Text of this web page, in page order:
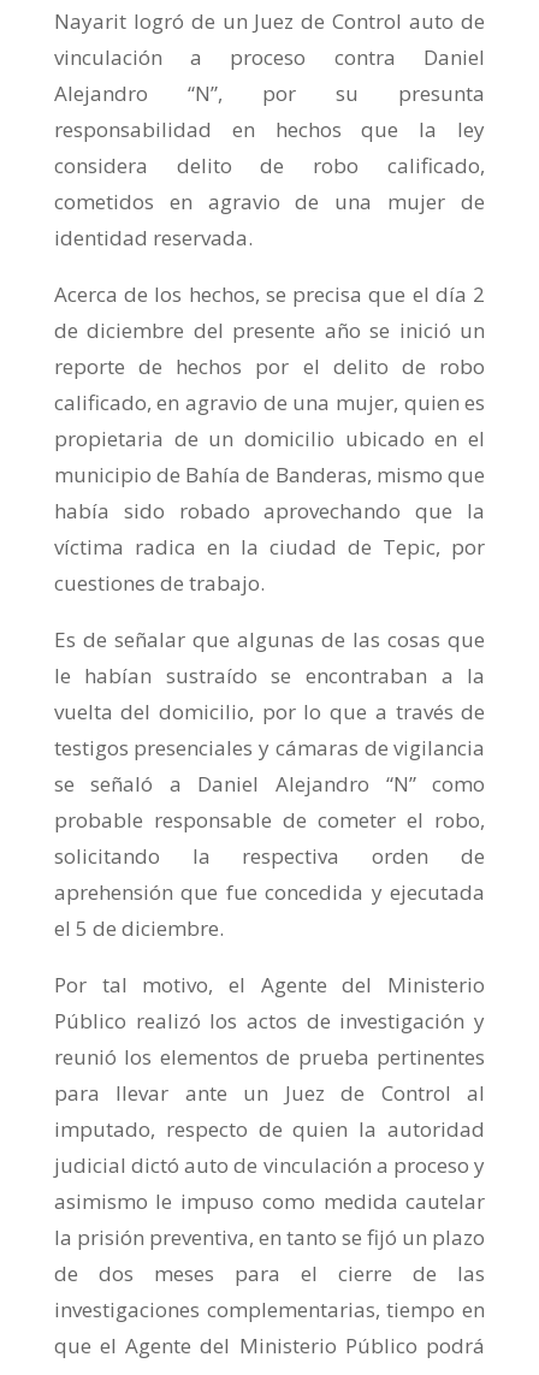
Nayarit logró de un Juez de Control auto de
vinculación a proceso contra Daniel
Alejandro “N”, por su presunta
responsabilidad en hechos que la ley
considera delito de robo calificado,
cometidos en agravio de una mujer de
identidad reservada.
Acerca de los hechos, se precisa que el día 2
de diciembre del presente año se inició un
reporte de hechos por el delito de robo
calificado, en agravio de una mujer, quien es
propietaria de un domicilio ubicado en el
municipio de Bahía de Banderas, mismo que
había sido robado aprovechando que la
víctima radica en la ciudad de Tepic, por
cuestiones de trabajo.
Es de señalar que algunas de las cosas que
le habían sustraído se encontraban a la
vuelta del domicilio, por lo que a través de
testigos presenciales y cámaras de vigilancia
se señaló a Daniel Alejandro “N” como
probable responsable de cometer el robo,
solicitando la respectiva orden de
aprehensión que fue concedida y ejecutada
el 5 de diciembre.
Por tal motivo, el Agente del Ministerio
Público realizó los actos de investigación y
reunió los elementos de prueba pertinentes
para llevar ante un Juez de Control al
imputado, respecto de quien la autoridad
judicial dictó auto de vinculación a proceso y
asimismo le impuso como medida cautelar
la prisión preventiva, en tanto se fijó un plazo
de dos meses para el cierre de las
investigaciones complementarias, tiempo en
que el Agente del Ministerio Público podrá